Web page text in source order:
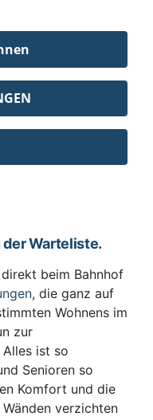
Warteliste.
direkt beim Bahnhof
, die ganz auf
Wohnens im
zur
ist so
Senioren so
Komfort und die
verzichten